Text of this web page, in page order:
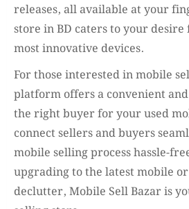
releases, all available at your
store in BD caters to your
most innovative devices.
For those interested in mobile
platform offers a convenient
the right buyer for your used
connect sellers and buyers
mobile selling process hassle-
upgrading to the latest mobile
declutter, Mobile Sell Bazar is